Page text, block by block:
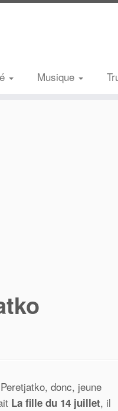
Musique
donc, jeune
La fille du 14 juillet, il